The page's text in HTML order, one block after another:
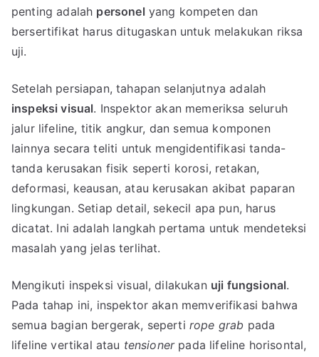
penting adalah personel yang kompeten dan
bersertifikat harus ditugaskan untuk melakukan riksa
uji.
Setelah persiapan, tahapan selanjutnya adalah
inspeksi visual. Inspektor akan memeriksa seluruh
jalur lifeline, titik angkur, dan semua komponen
lainnya secara teliti untuk mengidentifikasi tanda-
tanda kerusakan fisik seperti korosi, retakan,
deformasi, keausan, atau kerusakan akibat paparan
lingkungan. Setiap detail, sekecil apa pun, harus
dicatat. Ini adalah langkah pertama untuk mendeteksi
masalah yang jelas terlihat.
Mengikuti inspeksi visual, dilakukan uji fungsional.
Pada tahap ini, inspektor akan memverifikasi bahwa
semua bagian bergerak, seperti rope grab pada
lifeline vertikal atau tensionerpada lifeline horisontal,